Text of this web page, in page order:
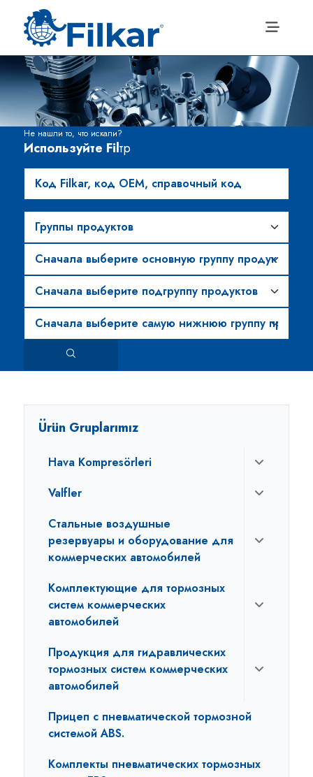
Не нашли то, что искали?
Используйте Filтр
Ürün Gruplarımız
Hava Kompresörleri
Valfler
Стальные воздушные
резервуары и оборудование для
коммерческих автомобилей
Комплектующие для тормозных
систем коммерческих
автомобилей
Продукция для гидравлических
тормозных систем коммерческих
автомобилей
Прицеп с пневматической тормозной
системой ABS.
Комплекты пневматических тормозных